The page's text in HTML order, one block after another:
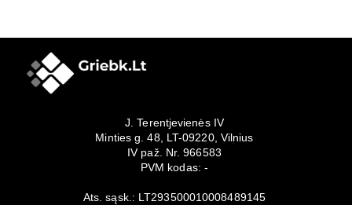
J. Terentjevienės IV
Minties g. 48, LT-09220, Vilnius
IV paž. Nr. 966583
PVM kodas: -
Ats. sąsk.: LT293500010008489145